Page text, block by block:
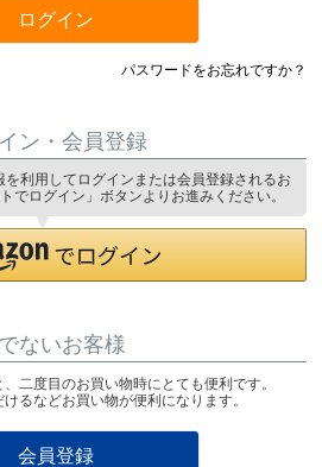
ログイン
パスワードをお忘れですか？
ン・会員登録
利用してログインまたは会員登録されるお
でログイン」ボタンよりお進みください。
ないお客様
二度目のお買い物時にとても便利です。
るなどお買い物が便利になります。
会員登録